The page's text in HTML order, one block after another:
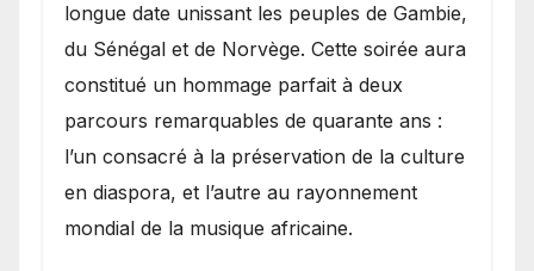
longue date unissant les peuples de Gambie,
du Sénégal et de Norvège. Cette soirée aura
constitué un hommage parfait à deux
parcours remarquables de quarante ans :
l’un consacré à la préservation de la culture
en diaspora, et l’autre au rayonnement
mondial de la musique africaine.